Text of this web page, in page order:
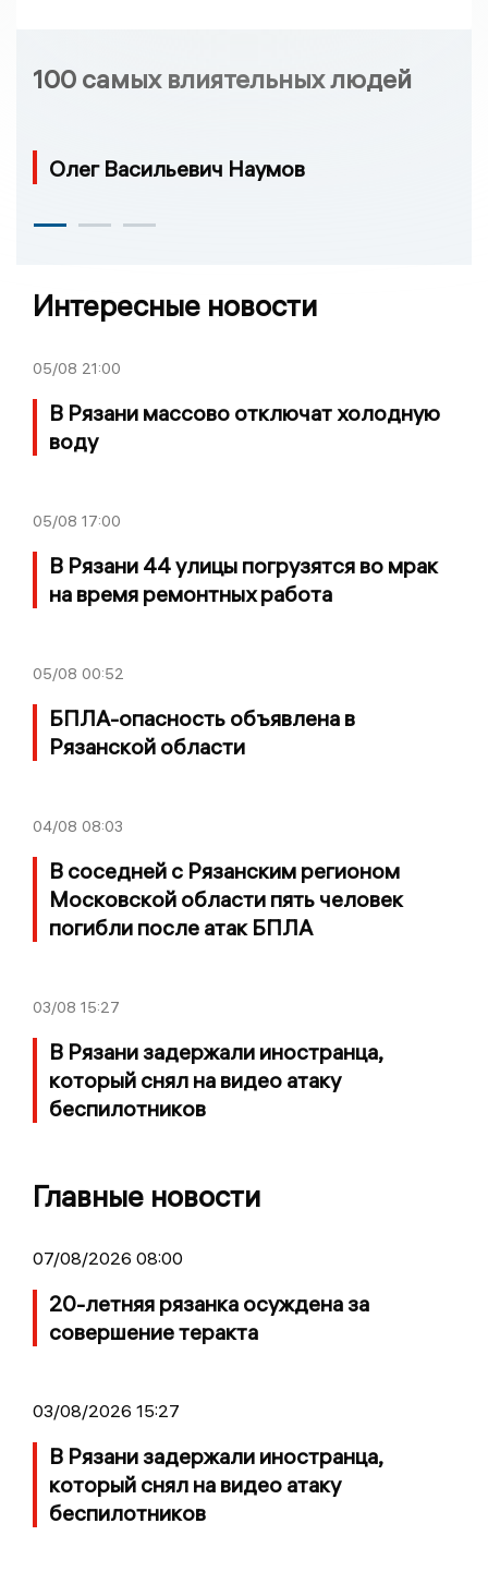
100 самых влиятельных людей
Олег Васильевич Наумов
Интересные новости
05/08 21:00
В Рязани массово отключат холодную
воду
05/08 17:00
В Рязани 44 улицы погрузятся во мрак
на время ремонтных работа
05/08 00:52
БПЛА-опасность объявлена в
Рязанской области
04/08 08:03
В соседней с Рязанским регионом
Московской области пять человек
погибли после атак БПЛА
03/08 15:27
В Рязани задержали иностранца,
который снял на видео атаку
беспилотников
Главные новости
07/08/2026 08:00
20-летняя рязанка осуждена за
совершение теракта
03/08/2026 15:27
В Рязани задержали иностранца,
который снял на видео атаку
беспилотников